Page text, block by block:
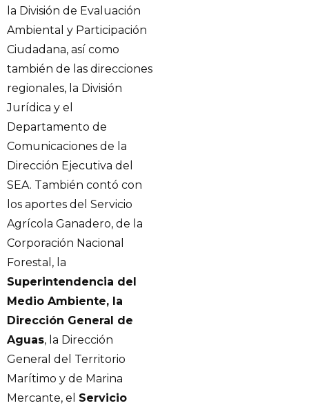
la División de Evaluación
Ambiental y Participación
Ciudadana, así como
también de las direcciones
regionales, la División
Jurídica y el
Departamento de
Comunicaciones de la
Dirección Ejecutiva del
SEA. También contó con
los aportes del Servicio
Agrícola Ganadero, de la
Corporación Nacional
Forestal, la
Superintendencia del
Medio Ambiente, la
Dirección General de
Aguas, la Dirección
General del Territorio
Marítimo y de Marina
Mercante, el Servicio